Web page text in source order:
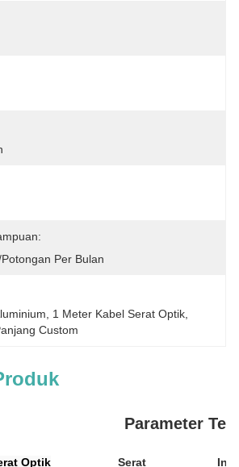
Per Bulan
1 Meter Kabel Serat Optik
Custom
Parameter
Optik
Serat
Inti